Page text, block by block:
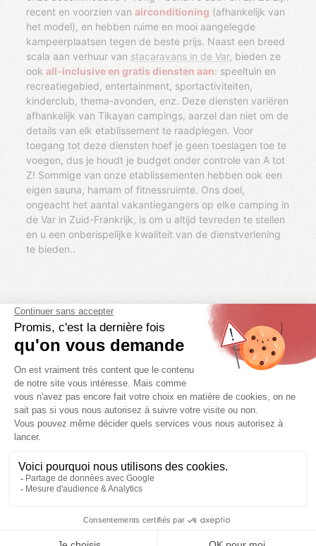
recent en voorzien vanairconditioning (afhankelijk van
het model), en hebben ruime en mooi aangelegde
kampeerplaatsen tegen de beste prijs. Naast een breed
scala aan verhuur van stacaravans in de Var, bieden ze
ookall-inclusive en gratis diensten aan: speeltuin en
recreatiegebied, entertainment, sportactiviteiten,
kinderclub, thema-avonden, enz. Deze diensten variëren
afhankelijk van Tikayan campings, aarzel dan niet om de
details van elk etablissement te raadplegen. Voor
toegang tot deze diensten hoef je geen toeslagen toe te
voegen, dus je houdt je budget onder controle van A tot
Z! Sommige van onze etablissementen hebben ook een
eigen sauna, hamam of fitnessruimte. Ons doel,
ongeacht het aantal vakantiegangers op elke camping in
de Var in Zuid-Frankrijk, is om u altijd tevreden te stellen
en u een onberispelijke kwaliteit van de dienstverlening
te bieden..
KIES UW THEMA
OP HET STRAND AAN DE RIVIER